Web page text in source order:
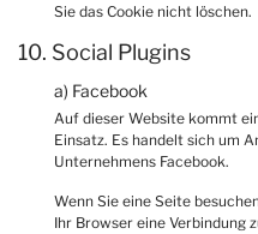
Sie das Cookie nicht löschen.
10. Social Plugins
a) Facebook
Auf dieser Website kommt
Einsatz. Es handelt sich um
Unternehmens Facebook.
Wenn Sie eine Seite
Ihr Browser eine Verbindung